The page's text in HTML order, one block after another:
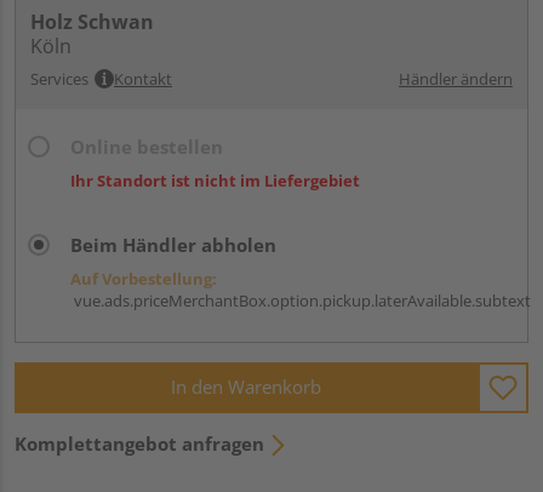
Holz Schwan
Köln
Services Kontakt Händler ändern
Ihr Standort ist nicht im Liefergebiet
Beim Händler abholen
Auf Vorbestellung:
vue.ads.priceMerchantBox.option.pickup.laterAvailable.subtext
In den Warenkorb
Komplettangebot anfragen